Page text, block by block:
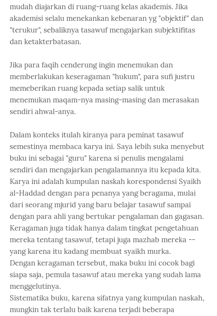
mudah diajarkan di ruang-ruang kelas akademis. Jika
akademisi selalu menekankan kebenaran yg "objektif" dan
"terukur", sebaliknya tasawuf mengajarkan subjektifitas
dan ketakterbatasan.
Jika para faqih cenderung ingin menemukan dan
memberlakukan keseragaman "hukum", para sufi justru
memeberikan ruang kepada setiap salik untuk
menemukan maqam-nya masing-masing dan merasakan
sendiri ahwal-anya.
Dalam konteks itulah kiranya para peminat tasawuf
semestinya membaca karya ini. Saya lebih suka menyebut
buku ini sebagai "guru" karena si penulis mengalami
sendiri dan mengajarkan pengalamannya itu kepada kita.
Karya ini adalah kumpulan naskah korespondensi Syaikh
al-Haddad dengan para penanya yang beragama, mulai
dari seorang mjurid yang baru belajar tasawuf sampai
dengan para ahli yang bertukar pengalaman dan gagasan.
Keragaman juga tidak hanya dalam tingkat pengetahuan
mereka tentang tasawuf, tetapi juga mazhab mereka --
yang karena itu kadang membuat syaikh murka.
Dengan keragaman tersebut, maka buku ini cocok bagi
siapa saja, pemula tasawuf atau mereka yang sudah lama
menggelutinya.
Sistematika buku, karena sifatnya yang kumpulan naskah,
mungkin tak terlalu baik karena terjadi beberapa